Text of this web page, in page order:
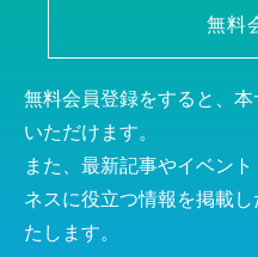
無料
無料会員登録をすると、
いただけます。
また、最新記事やイベン
ネスに役立つ情報を掲載
たします。